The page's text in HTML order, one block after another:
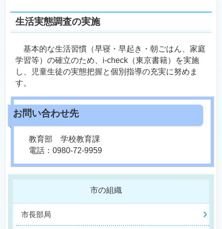
生活実態調査の実施
基本的な生活習慣（早寝・早起き・朝ごはん、家庭
学習等）の確立のため、i-check（東京書籍）を実施
し、児童生徒の実態把握と個別指導の充実に努めま
す。
教育部 学校教育課
電話：0980-72-9959
市の組織
市長部局